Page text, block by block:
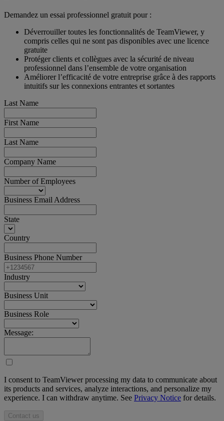
Demandez un essai professionnel gratuit pour :
Déverrouiller toutes les fonctionnalités de TeamViewer, y
compris celles qui ne sont pas disponibles avec une licence
gratuite
Protéger clients et collègues avec la sécurité de niveau
professionnel dans l’ensemble de votre organisation
Améliorer l’efficacité de votre entreprise grâce à des rapports
intuitifs sur les connexions entrantes et sortantes
Last Name
First Name
Last Name
Company Name
Number of Employees
Business Email Address
State
Country
Business Phone Number
Industry
Business Unit
Business Role
Message:
I consent to TeamViewer processing my data to communicate about
its products and services, analyze interactions, and personalize my
experience. I can withdraw anytime. See Privacy Notice for details.
Contact us